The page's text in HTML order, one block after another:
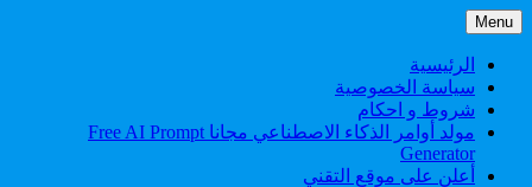
Skip
to
content
Menu
الرئيسية
سياسة الخصوصية
شروط و احكام
مولد أوامر الذكاء الاصطناعي مجانا Free AI Prompt
Generator
أعلن على موقع التقني